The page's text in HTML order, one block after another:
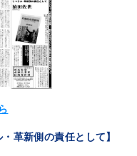
革新側の責任として】